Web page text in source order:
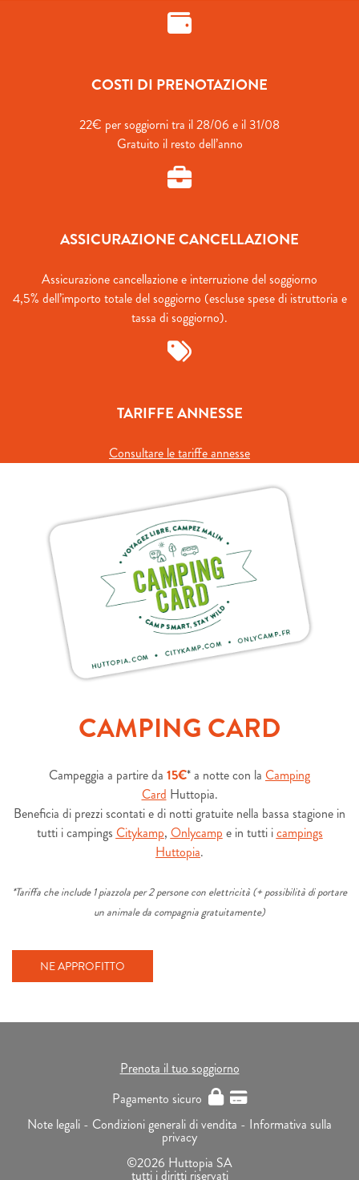
COSTI DI PRENOTAZIONE
22€ per soggiorni tra il 28/06 e il 31/08
Gratuito il resto dell’anno
ASSICURAZIONE CANCELLAZIONE
Assicurazione cancellazione e interruzione del soggiorno
4,5% dell’importo totale del soggiorno (escluse spese di istruttoria e
tassa di soggiorno).
TARIFFE ANNESSE
Consultare le tariffe annesse
CAMPING CARD
Campeggia a partire da 15€* a notte con la Camping
Card Huttopia.
Beneficia di prezzi scontati e di notti gratuite nella bassa stagione in
tutti i campings Citykamp, Onlycamp e in tutti icampings
Huttopia.
*Tariffa che include 1 piazzola per 2 persone con elettricità (+ possibilità di portare
un animale da compagnia gratuitamente)
NE APPROFITTO
Prenota il tuo soggiorno
Pagamento sicuro
Note legali - Condizioni generali di vendita - Informativa sulla
privacy
©2026 Huttopia SA
tutti i diritti riservati